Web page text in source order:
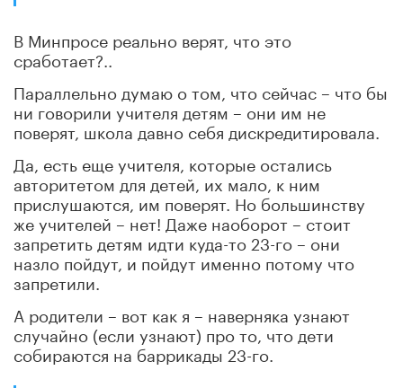
В Минпросе реально верят, что это
сработает?..
Параллельно думаю о том, что сейчас – что бы
ни говорили учителя детям – они им не
поверят, школа давно себя дискредитировала.
Да, есть еще учителя, которые остались
авторитетом для детей, их мало, к ним
прислушаются, им поверят. Но большинству
же учителей – нет! Даже наоборот – стоит
запретить детям идти куда-то 23-го – они
назло пойдут, и пойдут именно потому что
запретили.
А родители – вот как я – наверняка узнают
случайно (если узнают) про то, что дети
собираются на баррикады 23-го.